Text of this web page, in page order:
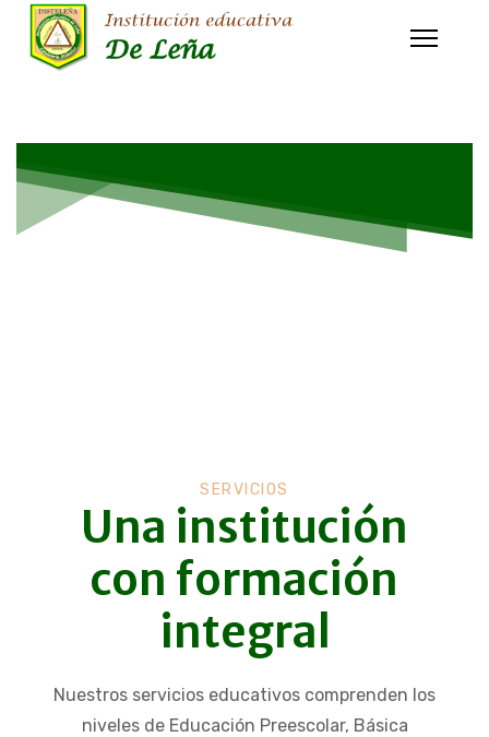
SERVICIOS
Una institución
con formación
integral
Nuestros servicios educativos comprenden los
niveles de Educación Preescolar, Básica